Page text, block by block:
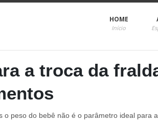
HOME
Início
a troca da
o peso do bebê não é o parâmetro ideal para